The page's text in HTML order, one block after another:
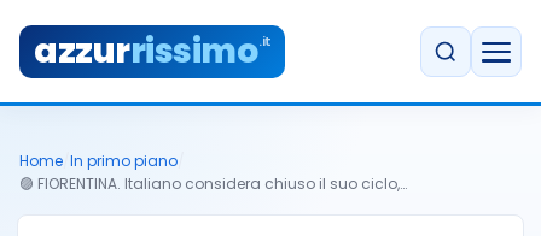
azzurrissimo.it
Home In primo piano
🟣 FIORENTINA. Italiano considera chiuso il suo ciclo,…